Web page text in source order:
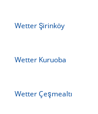
Wetter Şirinköy
Wetter Kuruoba
Wetter Çeşmealtı